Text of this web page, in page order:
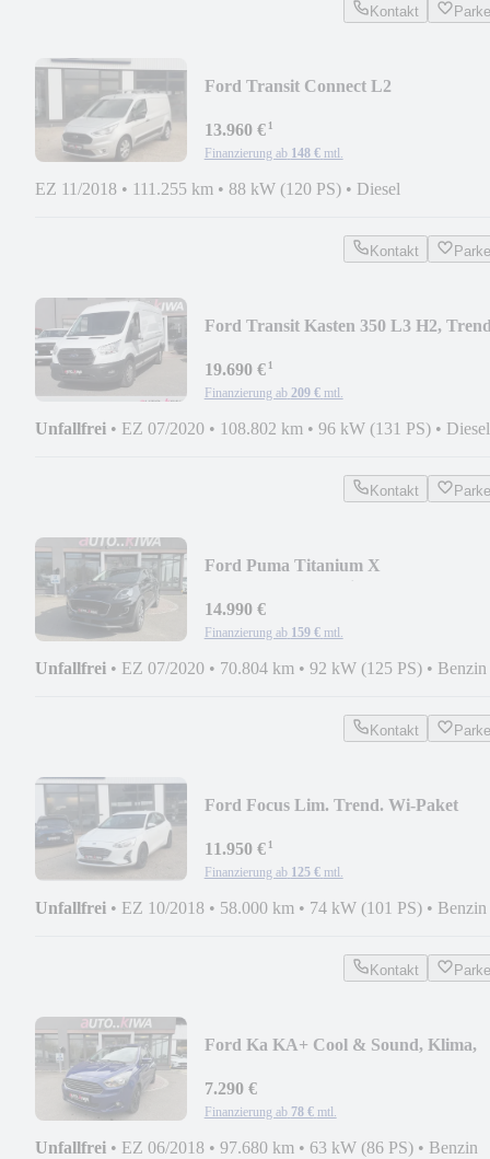
Kontakt
Ford Transit Connect L2
13.960 €¹
Finanzierung ab 148 € mtl.
EZ 11/2018 • 111.255 km • 88 kW (120 PS) • Diesel
Kontakt
Ford Transit Kasten 350 L3 H2,
19.690 €¹
Finanzierung ab 209 € mtl.
Unfallfrei • EZ 07/2020 • 108.802 km • 96 kW (131 PS) • Diesel
Kontakt
Ford Puma Titanium X
14.990 €
Finanzierung ab 159 € mtl.
Unfallfrei • EZ 07/2020 • 70.804 km • 92 kW (125 PS) • Benzin
Kontakt
Ford Focus Lim. Trend. Wi-Paket
11.950 €¹
Finanzierung ab 125 € mtl.
Unfallfrei • EZ 10/2018 • 58.000 km • 74 kW (101 PS) • Benzin
Kontakt
Ford Ka KA+ Cool & Sound, Klima,
7.290 €
Finanzierung ab 78 € mtl.
Unfallfrei • EZ 06/2018 • 97.680 km • 63 kW (86 PS) • Benzin